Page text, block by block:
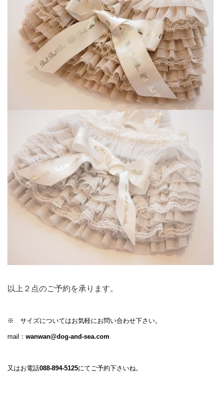
以上２点のご予約を承ります。
※ サイズについてはお気軽にお問い合わせ下さい。
mail： wanwan@dog-and-sea.com
又はお電話088-894-5125にてご予約下さいね。